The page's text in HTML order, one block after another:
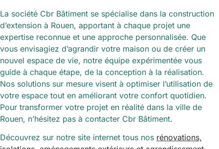
La société Cbr Bâtiment se spécialise dans la construction
d’extension à Rouen, apportant à chaque projet une
expertise reconnue et une approche personnalisée. Que
vous envisagiez d’agrandir votre maison ou de créer un
nouvel espace de vie, notre équipe expérimentée vous
guide à chaque étape, de la conception à la réalisation.
Nos solutions sur mesure visent à optimiser l’utilisation de
votre espace tout en améliorant votre confort quotidien.
Pour transformer votre projet en réalité dans la ville de
Rouen, n’hésitez pas à contacter Cbr Bâtiment.
Découvrez sur notre site internet tous nos rénovations,